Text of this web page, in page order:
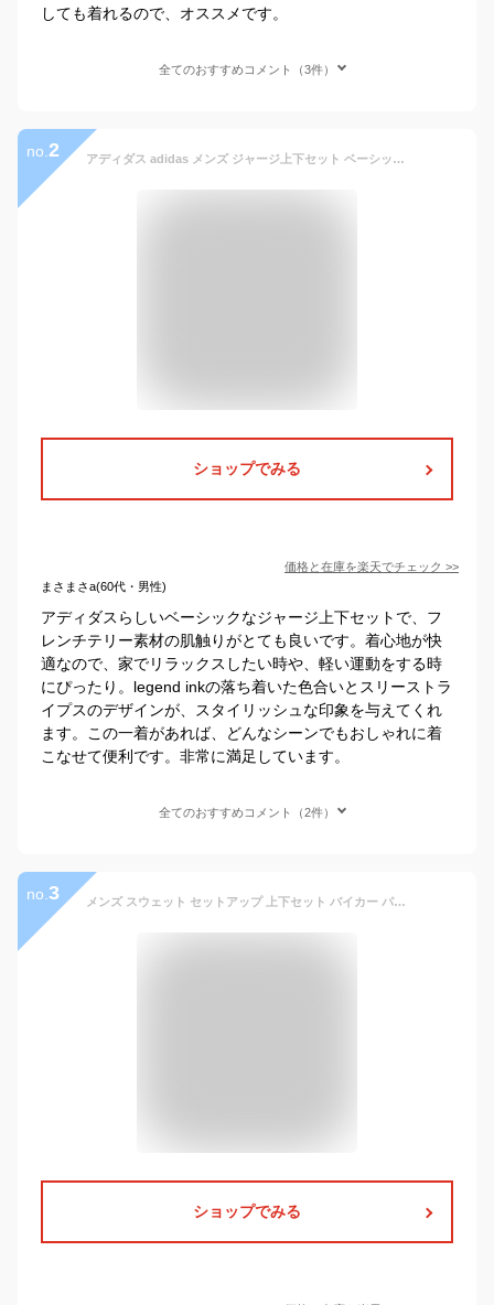
しても着れるので、オススメです。
全てのおすすめコメント（3件）
no. 2 アディダス adidas メンズ ジャージ上下セット ベーシック スリーストライプス フレンチテリー トラックスーツ IC6765 （legend ink）
ショップでみる
価格と在庫を楽天でチェック >>
まさまさa(60代・男性)
アディダスらしいベーシックなジャージ上下セットで、フ
レンチテリー素材の肌触りがとても良いです。着心地が快
適なので、家でリラックスしたい時や、軽い運動をする時
にぴったり。legend inkの落ち着いた色合いとスリーストラ
イプスのデザインが、スタイリッシュな印象を与えてくれ
ます。この一着があれば、どんなシーンでもおしゃれに着
こなせて便利です。非常に満足しています。
全てのおすすめコメント（2件）
no. 3 メンズ スウェット セットアップ 上下セット バイカー パンツ フーディー ジャージ パンツ トラックスーツ ジムウェア スポーツ ヨガ ジム着 スウェットセットアップ ジョガーパンツ スウェットパンツ フード パーカー
ショップでみる